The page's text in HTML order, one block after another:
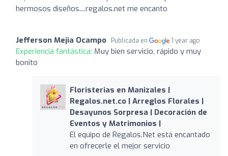
hermosos diseños....regalos.net me encanto
Jefferson Mejia Ocampo Publicada en 1 year ago
Experiencia fantástica: Muy bien servicio, rápido y muy
bonito
Floristerias en Manizales |
Regalos.net.co | Arreglos Florales |
Desayunos Sorpresa | Decoración de
Eventos y Matrimonios |
El equipo de Regalos.Net está encantado
en ofrecerle el mejor servicio